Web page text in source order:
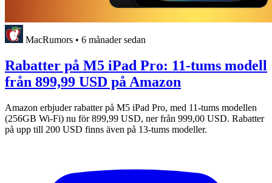
MacRumors • 6 månader sedan
Rabatter på M5 iPad Pro: 11-tums modell
från 899,99 USD på Amazon
Amazon erbjuder rabatter på M5 iPad Pro, med 11-tums modellen
(256GB Wi-Fi) nu för 899,99 USD, ner från 999,00 USD. Rabatter
på upp till 200 USD finns även på 13-tums modeller.